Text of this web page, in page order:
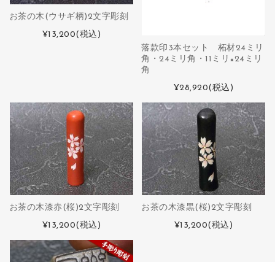
お茶の木(ウサギ柄)2文字彫刻
¥13,200(税込)
落款印3本セット 柘材24ミリ
角・24ミリ角・11ミリ×24ミリ
角
¥28,920(税込)
お茶の木漆赤(桜)2文字彫刻
¥13,200(税込)
お茶の木漆黒(桜)2文字彫刻
¥13,200(税込)